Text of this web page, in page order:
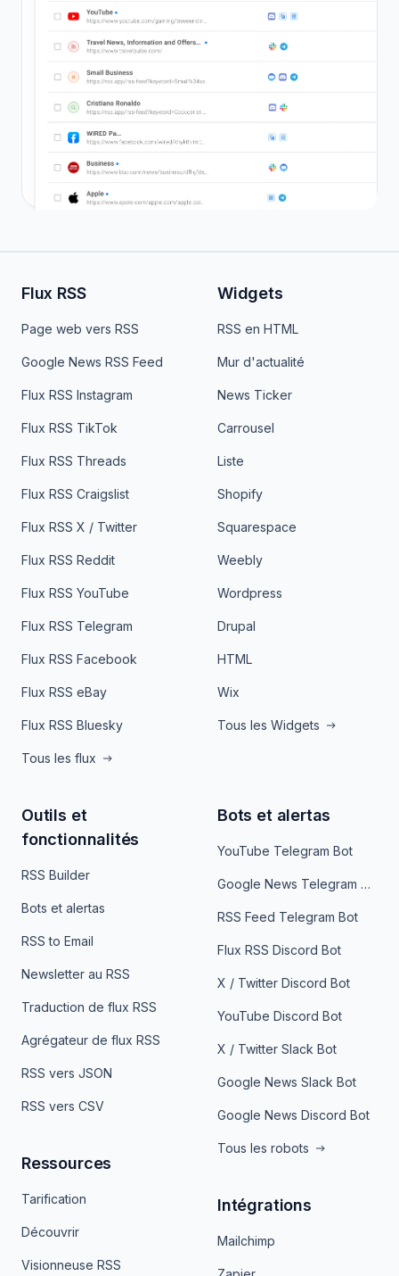
Flux RSS
Page web vers RSS
Google News RSS Feed
Flux RSS Instagram
Flux RSS TikTok
Flux RSS Threads
Flux RSS Craigslist
Flux RSS X / Twitter
Flux RSS Reddit
Flux RSS YouTube
Flux RSS Telegram
Flux RSS Facebook
Flux RSS eBay
Flux RSS Bluesky
Tous les flux
Widgets
RSS en HTML
Mur d'actualité
News Ticker
Carrousel
Liste
Shopify
Squarespace
Weebly
Wordpress
Drupal
HTML
Wix
Tous les Widgets
Outils et
fonctionnalités
RSS Builder
Bots et alertas
RSS to Email
Newsletter au RSS
Traduction de flux RSS
Agrégateur de flux RSS
RSS vers JSON
RSS vers CSV
Ressources
Tarification
Découvrir
Visionneuse RSS
Bots et alertas
YouTube Telegram Bot
Google News Telegram Bot
RSS Feed Telegram Bot
Flux RSS Discord Bot
X / Twitter Discord Bot
YouTube Discord Bot
X / Twitter Slack Bot
Google News Slack Bot
Google News Discord Bot
Tous les robots
Intégrations
Mailchimp